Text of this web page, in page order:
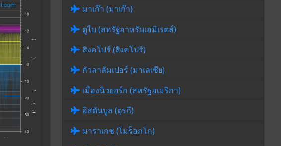
มาเก๊า (มาเก๊า)
ดูไบ (สหรัฐอาหรับเอมิเรตส์)
สิงคโปร์ (สิงคโปร์)
กัวลาลัมเปอร์ (มาเลเซีย)
เมืองนิวยอร์ก (สหรัฐอเมริกา)
อิสตันบูล (ตุรกี)
มาราเกช (โมร็อกโก)